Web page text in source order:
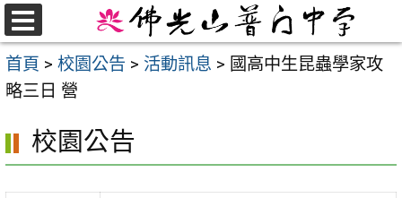
跳
至
主
要
首頁 > 校園公告 > 活動訊息 > 國高中生昆蟲學家攻
略三日 營
校園公告
選
單